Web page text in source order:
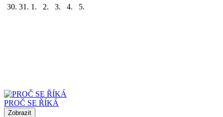
30. 31. 1. 2. 3. 4. 5.
PROČ SE ŘÍKÁ
Zobrazit